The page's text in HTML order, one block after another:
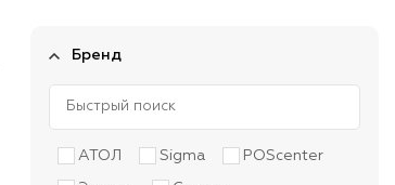
Бренд
АТОЛ Sigma POScenter